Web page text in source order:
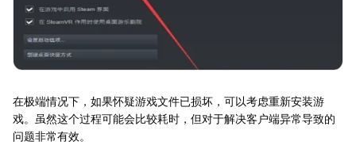
在极端情况下，如果怀疑游戏文件已损坏，可以考虑重新安装游
戏。虽然这个过程可能会比较耗时，但对于解决客户端异常导致的
问题非常有效。